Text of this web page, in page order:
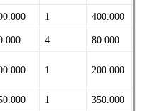
1 400.000
4 80.000
1 200.000
1 350.000